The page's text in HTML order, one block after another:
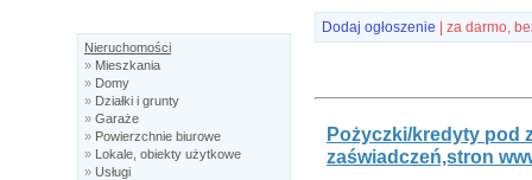
Nieruchomości
» Mieszkania
» Domy
» Działki i grunty
» Garaże
» Powierzchnie biurowe
» Lokale, obiekty użytkowe
» Usługi
Dodaj ogłoszenie | za darmo,
Pożyczki/kredyty pod
zaświadczeń,stron